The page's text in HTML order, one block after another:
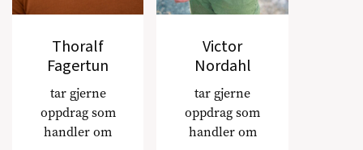
Thoralf
Fagertun
tar gjerne
oppdrag som
handler om
Victor
Nordahl
tar gjerne
oppdrag som
handler om